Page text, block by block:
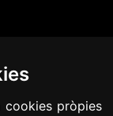
pròpies